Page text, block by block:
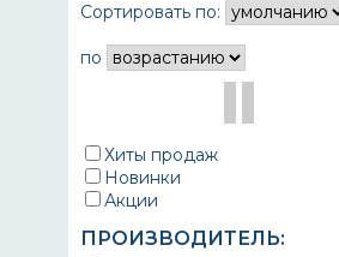
Сортировать по:
по
Хиты продаж
Новинки
Акции
ПРОИЗВОДИТЕЛЬ: